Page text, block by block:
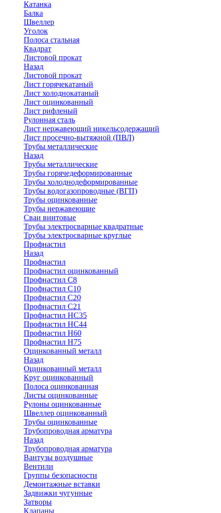
Катанка
Балка
Швеллер
Уголок
Полоса стальная
Квадрат
Листовой прокат
Назад
Листовой прокат
Лист горячекатаный
Лист холоднокатаный
Лист оцинкованный
Лист рифленый
Рулонная сталь
Лист нержавеющий никельсодержащий
Лист просечно-вытяжной (ПВЛ)
Трубы металлические
Назад
Трубы металлические
Трубы горячедеформированные
Трубы холоднодеформированные
Трубы водогазопроводные (ВГП)
Трубы оцинкованные
Трубы нержавеющие
Сваи винтовые
Трубы электросварные квадратные
Трубы электросварные круглые
Профнастил
Назад
Профнастил
Профнастил оцинкованный
Профнастил С8
Профнастил С10
Профнастил С20
Профнастил С21
Профнастил НС35
Профнастил НС44
Профнастил Н60
Профнастил Н75
Оцинкованный металл
Назад
Оцинкованный металл
Круг оцинкованный
Полоса оцинкованная
Листы оцинкованные
Рулоны оцинкованные
Швеллер оцинкованный
Трубы оцинкованные
Трубопроводная арматура
Назад
Трубопроводная арматура
Вантузы воздушные
Вентили
Группы безопасности
Демонтажные вставки
Задвижки чугунные
Затворы
Клапаны